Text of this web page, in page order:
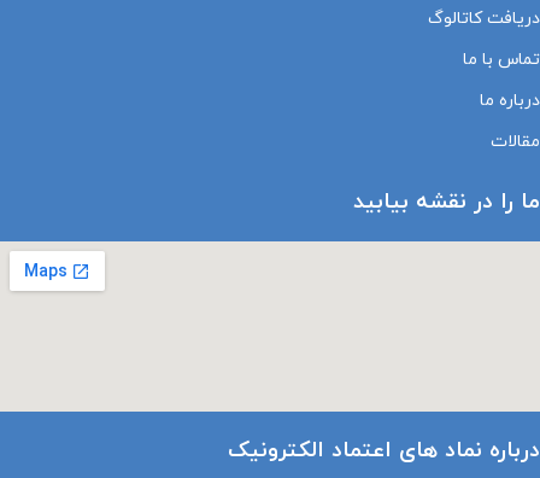
دریافت کاتالوگ
تماس با ما
درباره ما
مقالات
ما را در نقشه بیابید
درباره نماد های اعتماد الکترونیک